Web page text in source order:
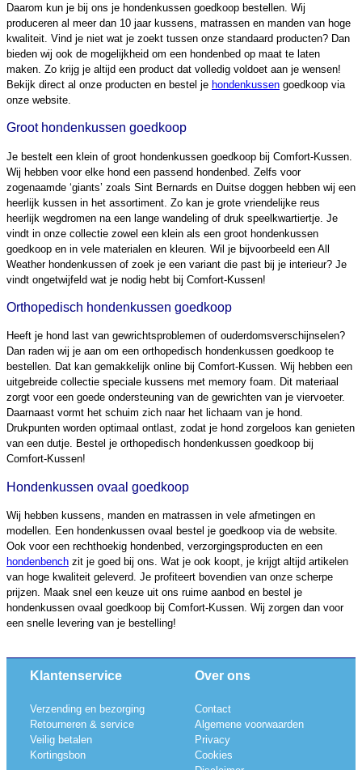
Daarom kun je bij ons je hondenkussen goedkoop bestellen. Wij
produceren al meer dan 10 jaar kussens, matrassen en manden van hoge
kwaliteit. Vind je niet wat je zoekt tussen onze standaard producten? Dan
bieden wij ook de mogelijkheid om een hondenbed op maat te laten
maken. Zo krijg je altijd een product dat volledig voldoet aan je wensen!
Bekijk direct al onze producten en bestel je hondenkussen goedkoop via
onze website.
Groot hondenkussen goedkoop
Je bestelt een klein of groot hondenkussen goedkoop bij Comfort-Kussen.
Wij hebben voor elke hond een passend hondenbed. Zelfs voor
zogenaamde ‘giants’ zoals Sint Bernards en Duitse doggen hebben wij een
heerlijk kussen in het assortiment. Zo kan je grote vriendelijke reus
heerlijk wegdromen na een lange wandeling of druk speelkwartiertje. Je
vindt in onze collectie zowel een klein als een groot hondenkussen
goedkoop en in vele materialen en kleuren. Wil je bijvoorbeeld een All
Weather hondenkussen of zoek je een variant die past bij je interieur? Je
vindt ongetwijfeld wat je nodig hebt bij Comfort-Kussen!
Orthopedisch hondenkussen goedkoop
Heeft je hond last van gewrichtsproblemen of ouderdomsverschijnselen?
Dan raden wij je aan om een orthopedisch hondenkussen goedkoop te
bestellen. Dat kan gemakkelijk online bij Comfort-Kussen. Wij hebben een
uitgebreide collectie speciale kussens met memory foam. Dit materiaal
zorgt voor een goede ondersteuning van de gewrichten van je viervoeter.
Daarnaast vormt het schuim zich naar het lichaam van je hond.
Drukpunten worden optimaal ontlast, zodat je hond zorgeloos kan genieten
van een dutje. Bestel je orthopedisch hondenkussen goedkoop bij
Comfort-Kussen!
Hondenkussen ovaal goedkoop
Wij hebben kussens, manden en matrassen in vele afmetingen en
modellen. Een hondenkussen ovaal bestel je goedkoop via de website.
Ook voor een rechthoekig hondenbed, verzorgingsproducten en een
hondenbench zit je goed bij ons. Wat je ook koopt, je krijgt altijd artikelen
van hoge kwaliteit geleverd. Je profiteert bovendien van onze scherpe
prijzen. Maak snel een keuze uit ons ruime aanbod en bestel je
hondenkussen ovaal goedkoop bij Comfort-Kussen. Wij zorgen dan voor
een snelle levering van je bestelling!
Klantenservice
Verzending en bezorging
Retourneren & service
Veilig betalen
Kortingsbon
Over ons
Contact
Algemene voorwaarden
Privacy
Cookies